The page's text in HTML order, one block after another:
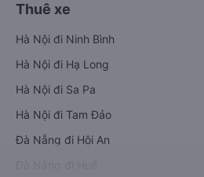
Thuê xe
Hà Nội đi Ninh Bình
Hà Nội đi Hạ Long
Hà Nội đi Sa Pa
Hà Nội đi Tam Đảo
Đà Nẵng đi Hội An